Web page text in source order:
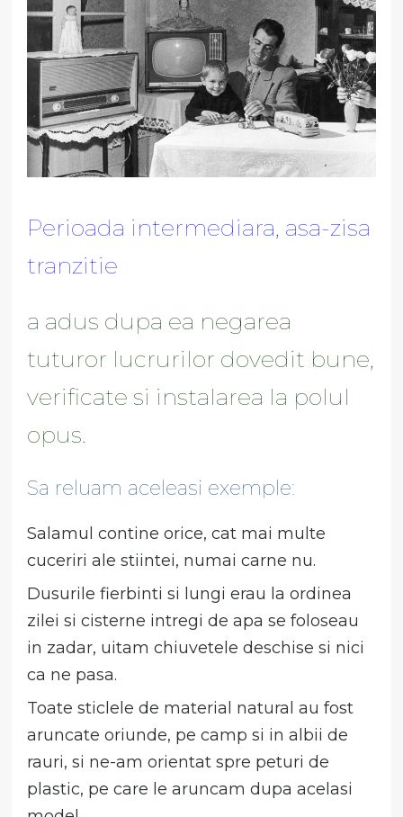
Perioada intermediara, asa-zisa
tranzitie
a adus dupa ea negarea
tuturor lucrurilor dovedit bune,
verificate si instalarea la polul
opus.
Sa reluam aceleasi exemple:
Salamul contine orice, cat mai multe
cuceriri ale stiintei, numai carne nu.
Dusurile fierbinti si lungi erau la ordinea
zilei si cisterne intregi de apa se foloseau
in zadar, uitam chiuvetele deschise si nici
ca ne pasa.
Toate sticlele de material natural au fost
aruncate oriunde, pe camp si in albii de
rauri, si ne-am orientat spre peturi de
plastic, pe care le aruncam dupa acelasi